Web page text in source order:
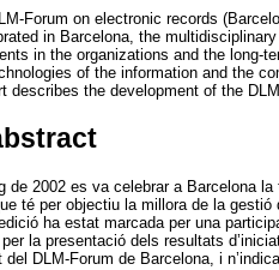
Forum on electronic records
in Barcelona, the
in the organizations and the long-
of the information and the
describes the development of the
de 2002 es va celebrar a Barcelona
té per objectiu la millora de la
ha estat marcada per una
la presentació dels resultats
del DLM-Forum de Barcelona, i